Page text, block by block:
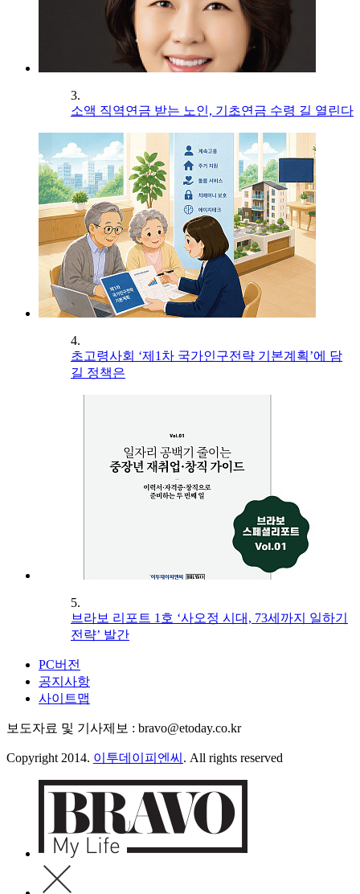
3.
소액 직역연금 받는 노인, 기초연금 수령 길 열린다
4.
초고령사회 ‘제1차 국가인구전략 기본계획’에 담
길 정책은
5.
브라보 리포트 1호 ‘사오정 시대, 73세까지 일하기
전략’ 발간
PC버전
공지사항
사이트맵
보도자료 및 기사제보 : bravo@etoday.co.kr
Copyright 2014. 이투데이피엔씨 . All rights reserved